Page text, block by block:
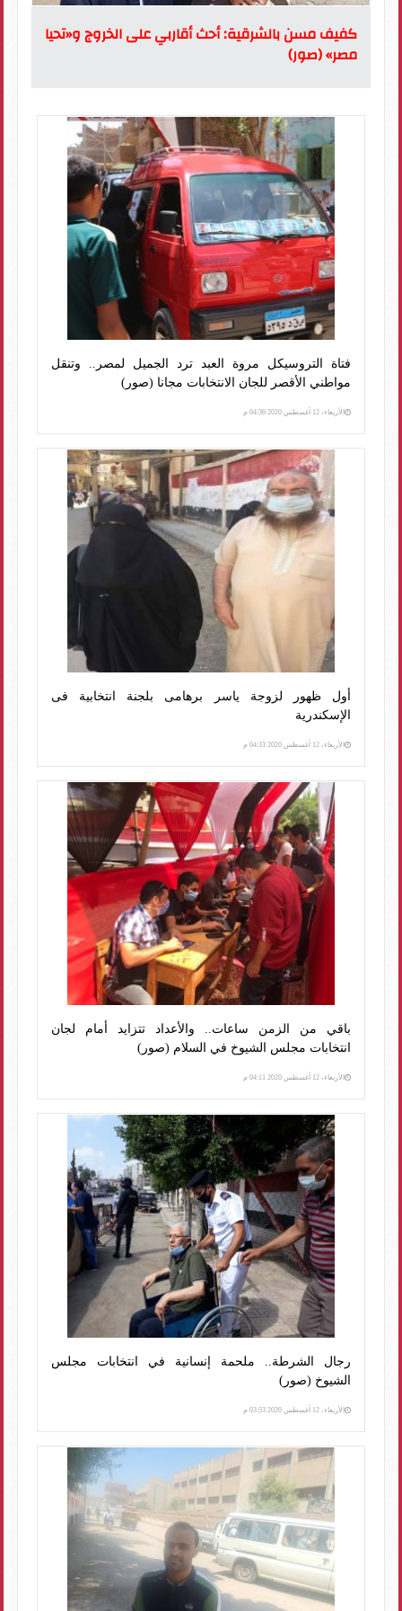
كفيف مسن بالشرقية: أحث أقاربي على الخروج و«تحيا
مصر» (صور)
فتاة التروسيكل مروة العبد ترد الجميل لمصر.. وتنقل
مواطني الأقصر للجان الانتخابات مجانا (صور)
الأربعاء، 12 أغسطس 2020 04:36 م
أول ظهور لزوجة ياسر برهامى بلجنة انتخابية فى
الإسكندرية
الأربعاء، 12 أغسطس 2020 04:33 م
باقي من الزمن ساعات.. والأعداد تتزايد أمام لجان
انتخابات مجلس الشيوخ في السلام (صور)
الأربعاء، 12 أغسطس 2020 04:11 م
رجال الشرطة.. ملحمة إنسانية في انتخابات مجلس
الشيوخ (صور)
الأربعاء، 12 أغسطس 2020 03:53 م